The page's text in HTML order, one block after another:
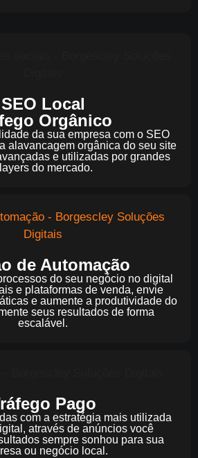
SEO Local
Orgânico
da sua empresa com o SEO
alavancagem orgânica do seu site
e utilizadas por grandes
do mercado.
de Automação
do seu negócio no digital
e plataformas de venda, envie
e aumente a produtividade do
seus resultados de forma
escalável.
Pago
com a estratégia mais utilizada
através de anúncios você
sempre sonhou para sua
ou negócio local.